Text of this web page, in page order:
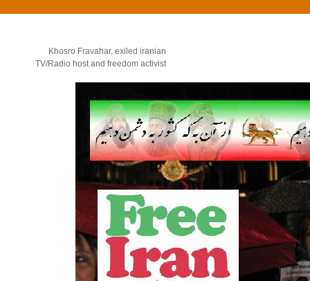
Khosro Fravahar, exiled iranian
TV/Radio host and freedom activist